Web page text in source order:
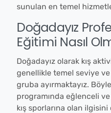
sunulan en temel
Doğadayız
Eğitimi Nasıl
Doğadayız olarak kış
genellikle temel seviye
gruba ayırmaktayız.
programında eğlenceli
kış sporlarına olan